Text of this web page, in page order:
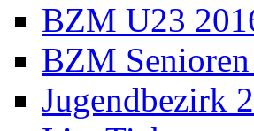
BZM U23
BZM
Jugendbezirk